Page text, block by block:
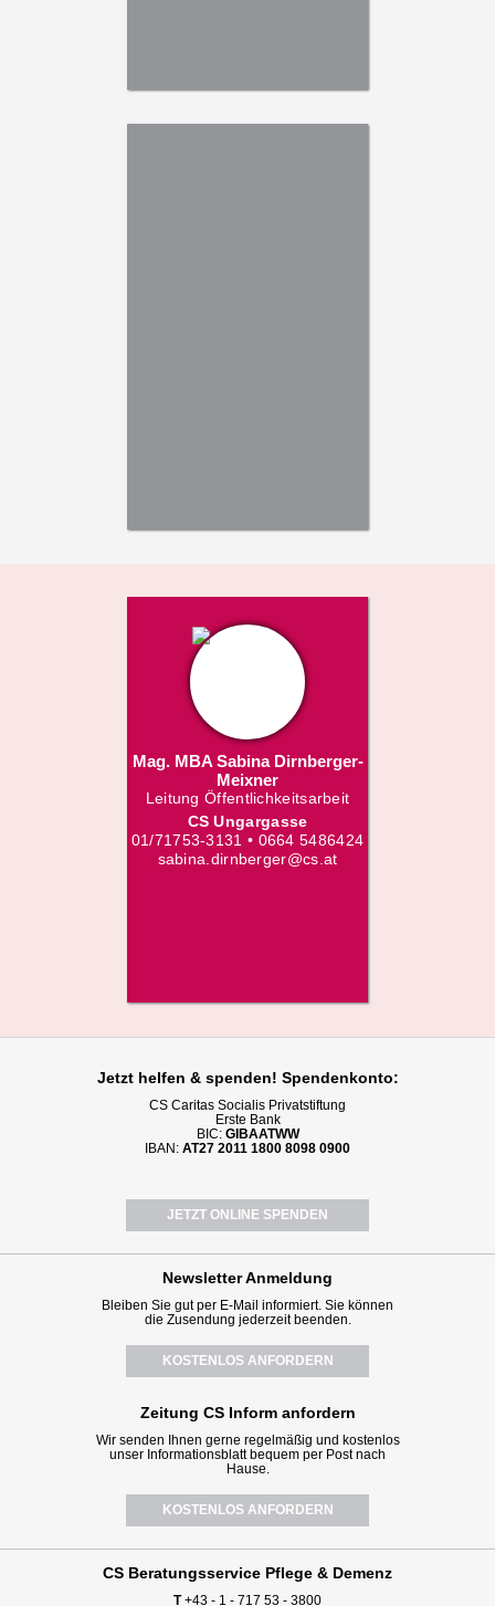
Mag. MBA Sabina Dirnberger-
Meixner
Leitung Öffentlichkeitsarbeit
CS Ungargasse
01/71753-3131 • 0664 5486424
sabina.dirnberger@cs.at
Jetzt helfen & spenden! Spendenkonto:
CS Caritas Socialis Privatstiftung
Erste Bank
BIC: GIBAATWW
IBAN: AT27 2011 1800 8098 0900
JETZT ONLINE SPENDEN
NewsletterAnmeldung
Bleiben Sie gut per E-Mail informiert. Sie können
die Zusendung jederzeit beenden.
KOSTENLOS ANFORDERN
Zeitung CS Inform anfordern
Wir senden Ihnen gerne regelmäßig und kostenlos
unser Informationsblatt bequem per Post nach
Hause.
KOSTENLOS ANFORDERN
CS Beratungsservice Pflege & Demenz
T+43 - 1 - 717 53 - 3800